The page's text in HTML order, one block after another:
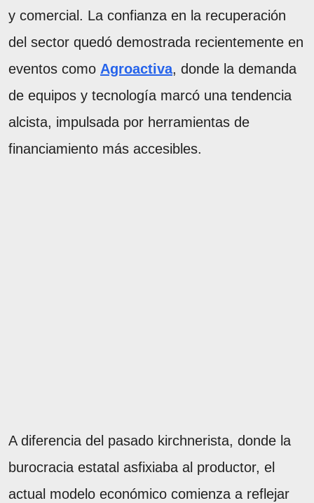
y comercial. La confianza en la recuperación
del sector quedó demostrada recientemente en
eventos como Agroactiva, donde la demanda
de equipos y tecnología marcó una tendencia
alcista, impulsada por herramientas de
financiamiento más accesibles.
A diferencia del pasado kirchnerista, donde la
burocracia estatal asfixiaba al productor, el
actual modelo económico comienza a reflejar